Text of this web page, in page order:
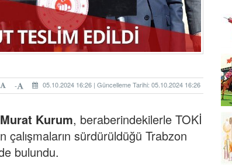
05.10.2024 16:26 | Güncelleme Tarihi: 05.10.2024 16:26
-
Murat Kurum, beraberindekilerle TOKİ
sürdürüldüğü Trabzon
bulundu.